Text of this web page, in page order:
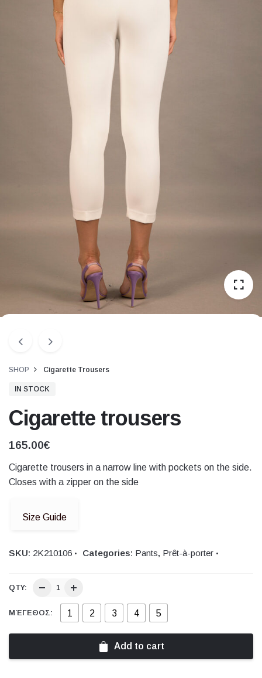
SHOP Cigarette Trousers
IN STOCK
Cigarette trousers
165.00€
Cigarette trousers in a narrow line with pockets on the side.
Closes with a zipper on the side
Size Guide
SKU: 2K210106 Categories: Pants, Prêt-à-porter
QTY:
ΜΈΓΕΘΟΣ: 1 2 3 4 5
Add to cart